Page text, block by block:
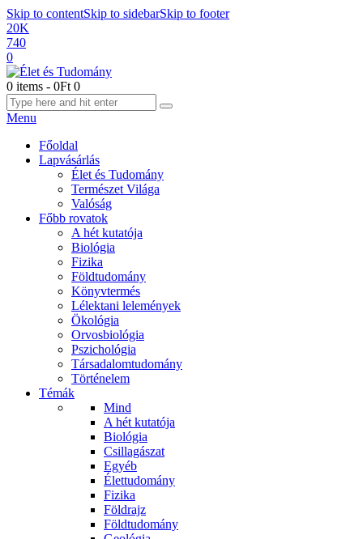
Skip to contentSkip to sidebarSkip to footer
20K
740
0
0 items - 0Ft 0
Menu
Főoldal
Lapvásárlás
Élet és Tudomány
Természet Világa
Valóság
Főbb rovatok
A hét kutatója
Biológia
Fizika
Földtudomány
Könyvtermés
Lélektani lelemények
Ökológia
Orvosbiológia
Pszichológia
Társadalomtudomány
Történelem
Témák
Mind
A hét kutatója
Biológia
Csillagászat
Egyéb
Élettudomány
Fizika
Földrajz
Földtudomány